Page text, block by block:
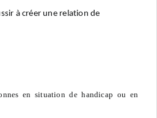
à créer une relation de
en situation de handicap ou en